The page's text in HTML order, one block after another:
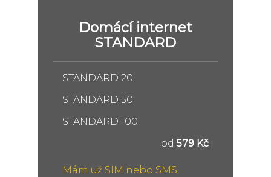
Domácí internet
STANDARD
STANDARD 20
STANDARD 50
STANDARD 100
od 579 Kč
Mám už SIM nebo SMS